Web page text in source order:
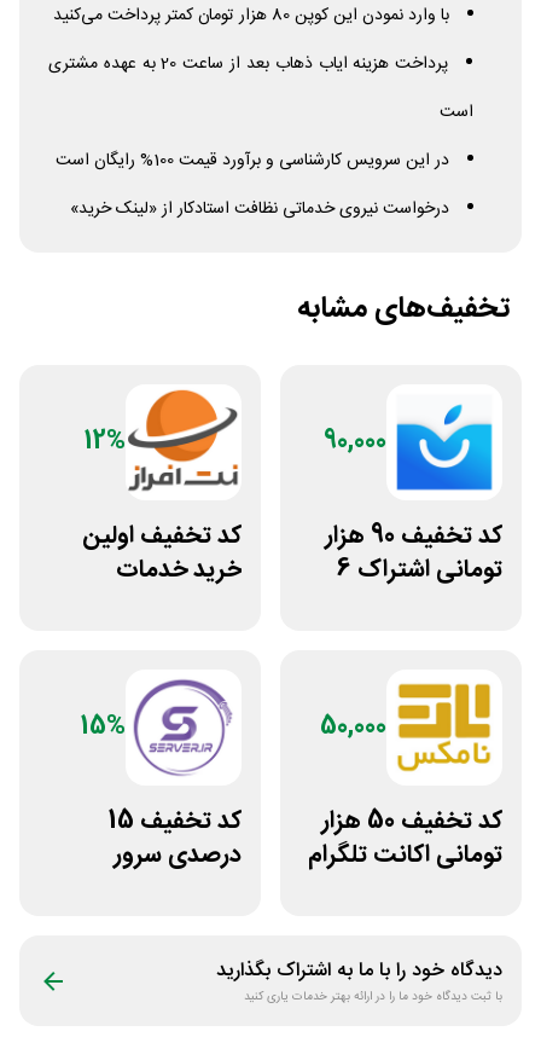
با وارد نمودن این کوپن 80 هزار تومان کمتر پرداخت می‌کنید
پرداخت هزینه ایاب ذهاب بعد از ساعت 20 به عهده مشتری
است
در این سرویس کارشناسی و برآورد قیمت 100% رایگان است
درخواست نیروی خدماتی نظافت استادکار از «لینک خرید»
تخفیف‌های مشابه
90,000
کد تخفیف 90 هزار
تومانی اشتراک 6
12%
کد تخفیف اولین
خرید خدمات
50,000
کد تخفیف 50 هزار
تومانی اکانت تلگرام
15%
کد تخفیف 15
درصدی سرور
دیدگاه خود را با ما به اشتراک بگذارید
با ثبت دیدگاه خود ما را در ارائه بهتر خدمات یاری کنید